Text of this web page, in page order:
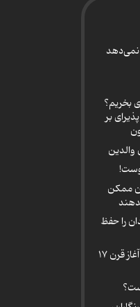
نمی‌دهد
بخریم؟
بر
والدین
زمان ممکن
را حفظ
آیین کهن «نوروزبل» - آغاز قرن ۱۷